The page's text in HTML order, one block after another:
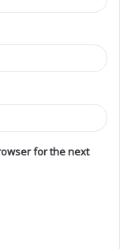
for the next